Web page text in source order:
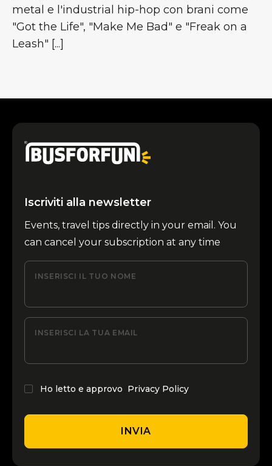
metal e l'industrial hip-hop con brani come
"Got the Life", "Make Me Bad" e "Freak on a
Leash" [...]
Iscriviti alla newsletter
Events, travel tips directly in your email. You
can cancel your subscription at any time
INSERISCI IL TUO NOME
INSERISCI LA TUA EMAIL
Ho letto e approvo Privacy Policy
INVIA